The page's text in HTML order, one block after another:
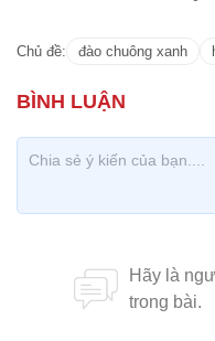
Chủ đề: đào chuông xanh